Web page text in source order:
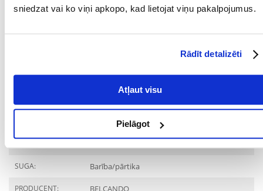
sniedzat vai ko viņi apkopo, kad lietojat viņu pakalpojumus.
Rādīt detalizēti
Atļaut visu
Pielāgot
KRAJ POCHODZENIA: Bewital petfood, Vācija
Parametri
Universāls
BELCANDO Super
SUGA: Barība/pārtika
PRODUCENT: BELCANDO